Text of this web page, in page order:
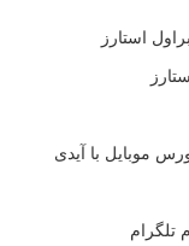
استارز
موبایل با آیدی
تلگرام